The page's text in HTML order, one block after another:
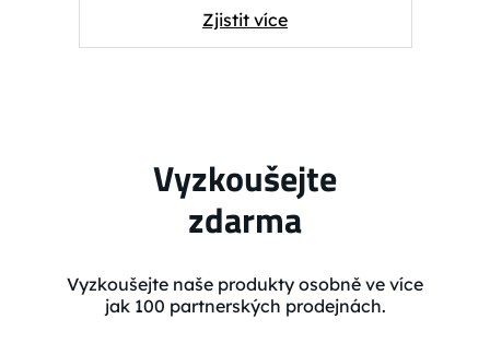
Zjistit více
Vyzkoušejte
zdarma
Vyzkoušejte naše produkty osobně ve více
jak 100 partnerských prodejnách.